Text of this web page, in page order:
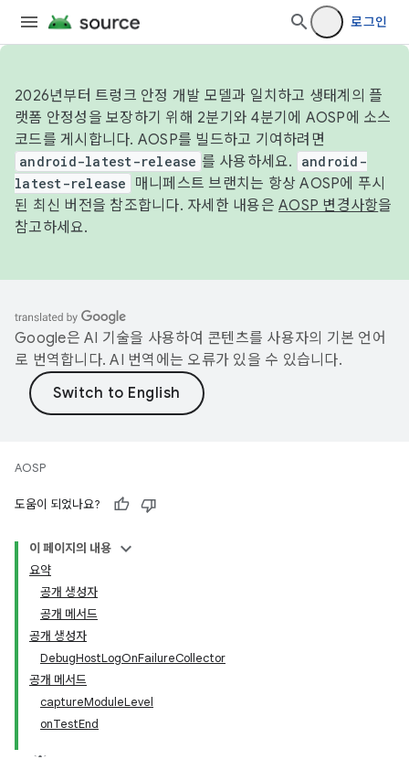
로그인
2026년부터 트렁크 안정 개발 모델과 일치하고 생태계의 플
랫폼 안정성을 보장하기 위해 2분기와 4분기에 AOSP에 소스
코드를 게시합니다. AOSP를 빌드하고 기여하려면
android-latest-release 를 사용하세요.
android-
latest-release
매니페스트 브랜치는 항상 AOSP에 푸시
된 최신 버전을 참조합니다. 자세한 내용은 AOSP 변경사항을
참고하세요.
Google은 AI 기술을 사용하여 콘텐츠를 사용자의 기본 언어
로 번역합니다. AI 번역에는 오류가 있을 수 있습니다.
AOSP
도움이 되었나요?
이 페이지의 내용
요약
공개 생성자
공개 메서드
공개 생성자
DebugHostLogOnFailureCollector
공개 메서드
captureModuleLevel
onTestEnd